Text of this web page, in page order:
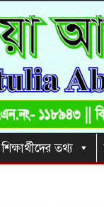
শিক্ষার্থীদের তথ্য